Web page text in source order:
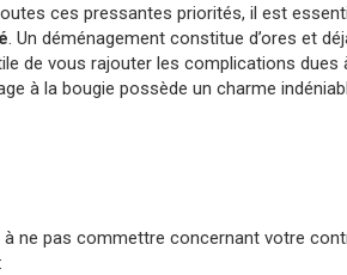
ces pressantes priorités, il est
. Un déménagement constitue d’ores et
de vous rajouter les complications dues
à la bougie possède un charme
ne pas commettre concernant votre